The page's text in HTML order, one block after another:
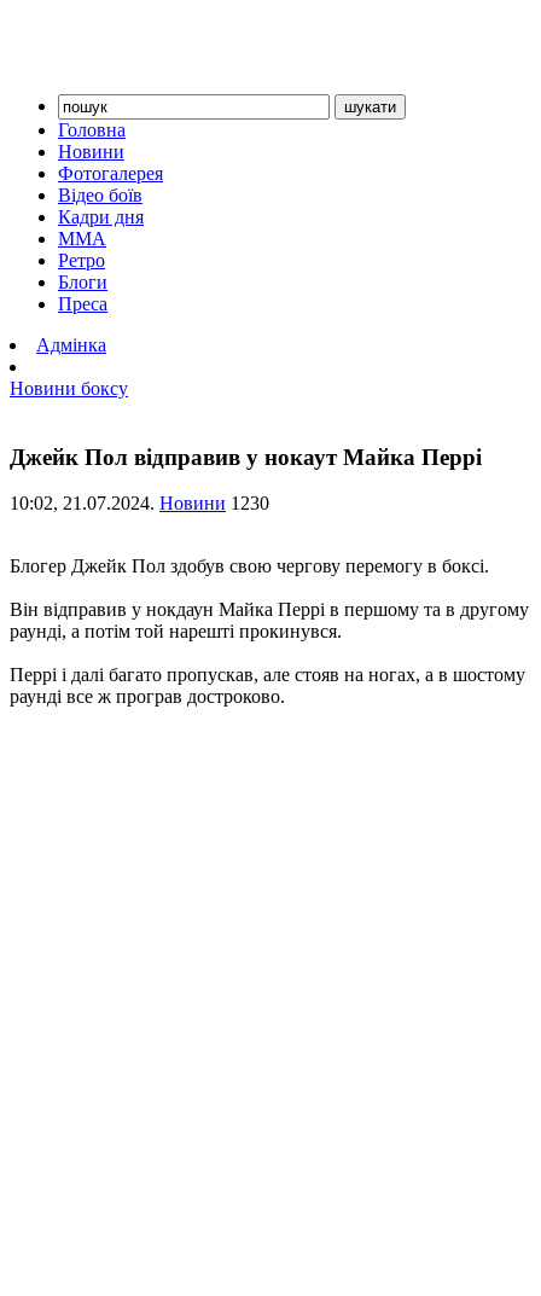
Головна
Новини
Фотогалерея
Відео боїв
Кадри дня
ММА
Ретро
Блоги
Преса
Адмінка
Новини боксу
Джейк Пол відправив у нокаут Майка Перрі
10:02, 21.07.2024. Новини 1230
Блогер Джейк Пол здобув свою чергову перемогу в боксі.
Він відправив у нокдаун Майка Перрі в першому та в другому
раунді, а потім той нарешті прокинувся.
Перрі і далі багато пропускав, але стояв на ногах, а в шостому
раунді все ж програв достроково.